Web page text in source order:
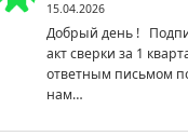
15.04.2026
Добрый день !
акт сверки за 1
ответным письмом
нам…